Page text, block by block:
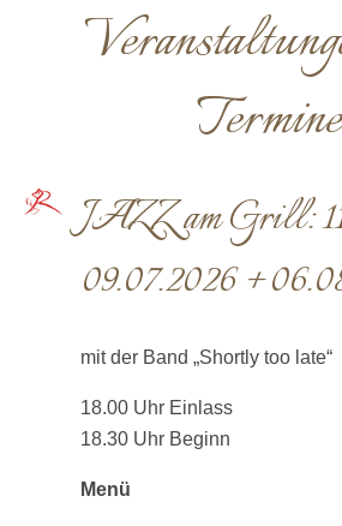
Termine
JAZZ am Grill:
09.07.2026 +
mit der Band „Shortly too late“
18.00 Uhr Einlass
18.30 Uhr Beginn
Menü